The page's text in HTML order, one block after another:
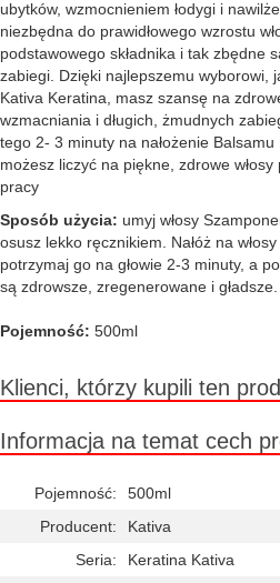
ubytków, wzmocnieniem łodygi i
niezbędna do prawidłowego wzrostu
podstawowego składnika i tak zbędne
zabiegi. Dzięki najlepszemu wyborowi,
Kativa Keratina, masz szansę na
wzmacniania i długich, żmudnych
tego 2- 3 minuty na nałożenie
możesz liczyć na piękne, zdrowe
pracy
Sposób użycia: umyj włosy
osusz lekko ręcznikiem. Nałóż na
potrzymaj go na głowie 2-3 minuty, a
są zdrowsze, zregenerowane i gładsze.
Pojemność: 500ml
Klienci, którzy kupili ten
Informacja na temat cech
Pojemność:
500ml
Producent:
Kativa
Seria:
Keratina Kativa